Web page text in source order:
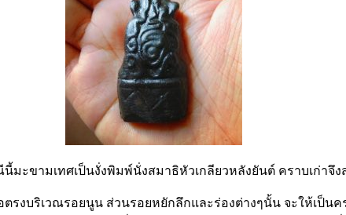
มะขามเทศเป็นงั่งพิมพ์นั่งสมาธิหัวเกลียวหลังยันต์ คราบเก่าจึ
ตรงบริเวณรอยนูน ส่วนรอยหยักลึกและร่องต่างๆนั้น จะให้เป็น